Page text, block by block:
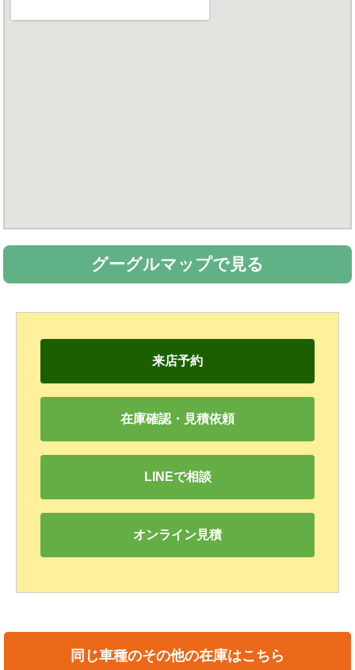
グーグルマップで見る
来店予約
在庫確認・見積依頼
LINEで相談
オンライン見積
同じ車種のその他の在庫はこちら